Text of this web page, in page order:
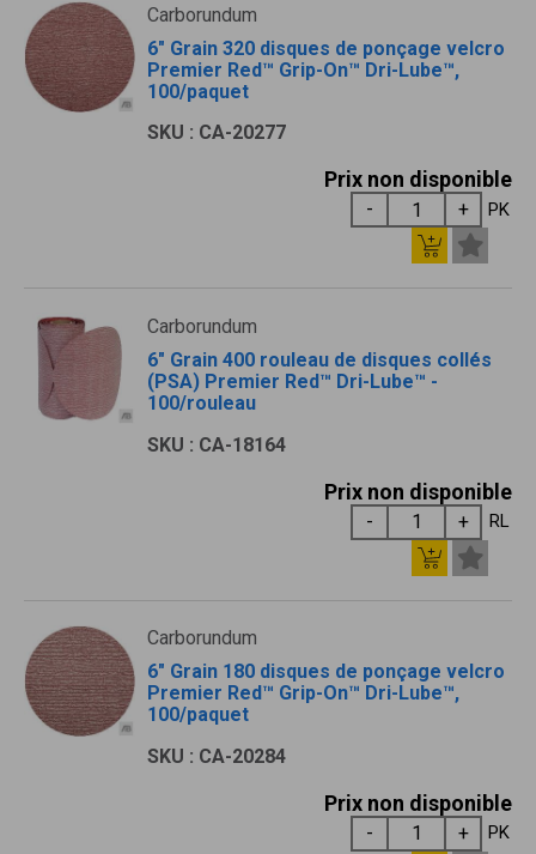
Carborundum
6" Grain 320 disques de ponçage velcro
Premier Red™ Grip-On™ Dri-Lube™,
100/paquet
SKU : CA-20277
Prix non disponible
PK
Carborundum
6" Grain 400 rouleau de disques collés
(PSA) Premier Red™ Dri-Lube™ -
100/rouleau
SKU : CA-18164
Prix non disponible
RL
Carborundum
6" Grain 180 disques de ponçage velcro
Premier Red™ Grip-On™ Dri-Lube™,
100/paquet
SKU : CA-20284
Prix non disponible
PK